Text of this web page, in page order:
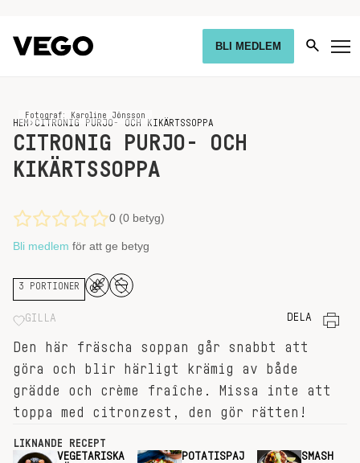
BLI MEDLEM
HEM › CITRONIG PURJO- OCH KIKÄRTSSOPPA
Fotograf: Karoline Jönsson
CITRONIG PURJO- OCH
KIKÄRTSSOPPA
0 (0 betyg)
Bli medlem för att ge betyg
3 PORTIONER
GILLA DELA
Den här fräscha soppan går snabbt att
göra och blir härligt krämig av både
grädde och crème fraîche. Missa inte att
toppa med citronzest, den gör rätten!
LIKNANDE RECEPT
VEGETARISKA
POTATISPAJ
SMASH